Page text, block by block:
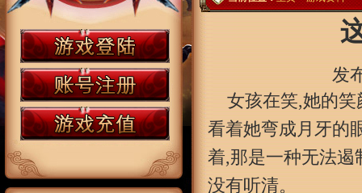
发
女孩在笑,她的
看着她弯成月牙的
着,那是一种无法
没有听清。